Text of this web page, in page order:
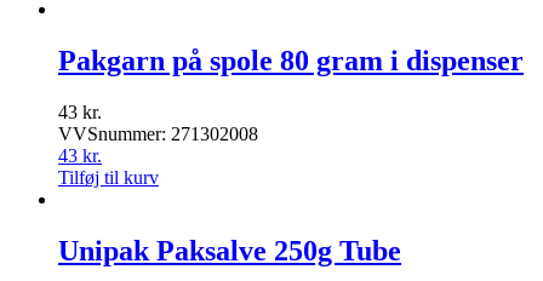
Pakgarn på spole 80 gram i dispenser
43 kr.
VVSnummer: 271302008
43 kr.
Tilføj til kurv
Unipak Paksalve 250g Tube